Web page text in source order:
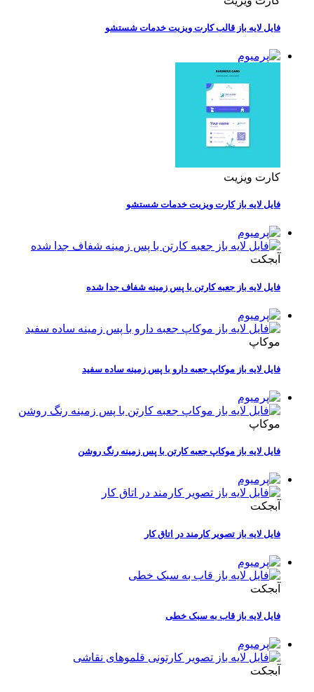
فایل لایه باز قالب کارت ویزیت خدمات شستشو
کارت ویزیت
فایل لایه باز کارت ویزیت خدمات شستشو
آبجکت
فایل لایه باز جعبه کارتن با پس زمینه شفاف جدا شده
موکاپ
فایل لایه باز موکاپ جعبه دارو با پس زمینه ساده سفید
موکاپ
فایل لایه باز موکاپ جعبه کارتن با پس زمینه رنگ روشن
آبجکت
فایل لایه باز تصویر کارمند در اتاق کار
آبجکت
فایل لایه باز قاب به سبک خطی
آبجکت